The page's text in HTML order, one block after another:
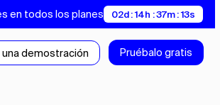
en todos los planes 02d : 14h : 37m : 12s
una demostración Pruébalo gratis